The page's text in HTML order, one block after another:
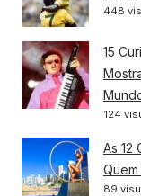
448
15
124
As 12
89